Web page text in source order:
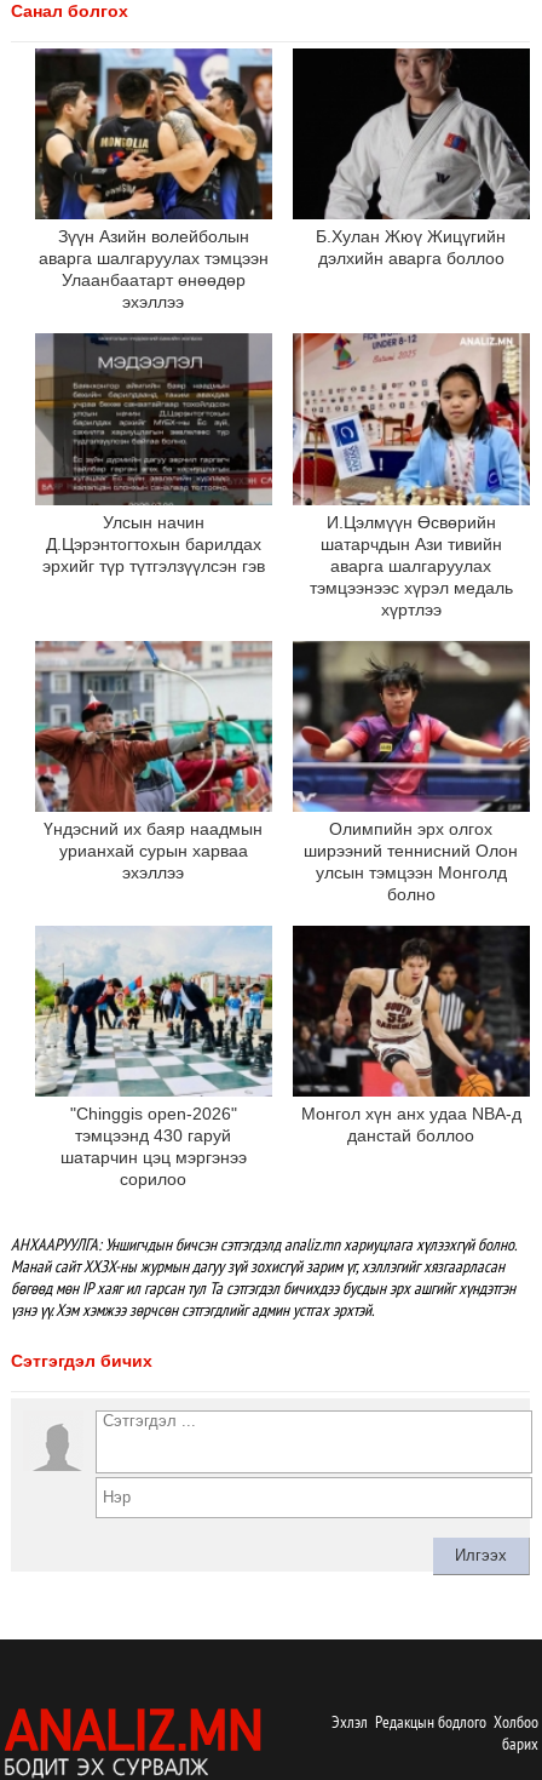
Санал болгох
Зүүн Азийн волейболын
аварга шалгаруулах тэмцээн
Улаанбаатарт өнөөдөр
эхэллээ
Б.Хулан Жюү Жицүгийн
дэлхийн аварга боллоо
Улсын начин
Д.Цэрэнтогтохын барилдах
эрхийг түр түтгэлзүүлсэн гэв
И.Цэлмүүн Өсвөрийн
шатарчдын Ази тивийн
аварга шалгаруулах
тэмцээнээс хүрэл медаль
хүртлээ
Үндэсний их баяр наадмын
урианхай сурын харваа
эхэллээ
Олимпийн эрх олгох
ширээний теннисний Олон
улсын тэмцээн Монголд
болно
"Chinggis open-2026"
тэмцээнд 430 гаруй
шатарчин цэц мэргэнээ
сорилоо
Монгол хүн анх удаа NBA-д
данстай боллоо
АНХААРУУЛГА: Уншигчдын бичсэн сэтгэгдэлд analiz.mn хариуцлага хүлээхгүй болно.
Манай сайт ХХЗХ-ны журмын дагуу зүй зохисгүй зарим үг, хэллэгийг хязгаарласан
бөгөөд мөн IP хаяг ил гарсан тул Та сэтгэгдэл бичихдээ бусдын эрх ашгийг хүндэтгэн
үзнэ үү. Хэм хэмжээ зөрчсөн сэтгэгдлийг админ устгах эрхтэй.
Сэтгэгдэл бичих
Эхлэл Редакцын бодлого Холбоо
барих